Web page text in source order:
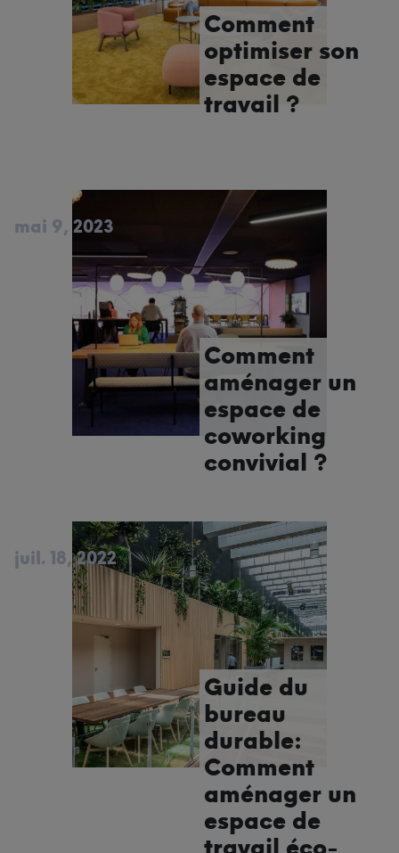
Comment
optimiser son
espace de
travail ?
Comment
aménager un
espace de
coworking
convivial ?
mai 9, 2023
Guide du
bureau
durable:
Comment
aménager un
espace de
travail éco-
juil. 18, 2022